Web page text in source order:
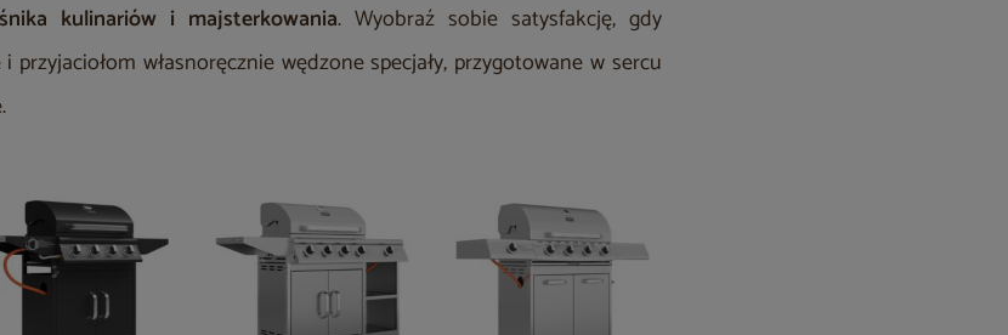
kulinariów i majsterkowania. Wyobraź sobie satysfakcję, gdy
przyjaciołom własnoręcznie wędzone specjały, przygotowane w sercu